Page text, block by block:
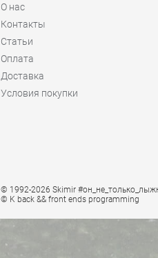
О нас
Контакты
Статьи
Оплата
Доставка
Условия покупки
© 1992-2026 Skimir
© K back && front ends programming